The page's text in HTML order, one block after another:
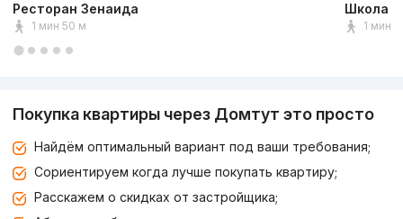
Ресторан Зенаида
1 мин 50 м
Школа
1 мин
Покупка квартиры через Домтут это просто
Найдём оптимальный вариант под ваши требования;
Сориентируем когда лучше покупать квартиру;
Расскажем о скидках от застройщика;